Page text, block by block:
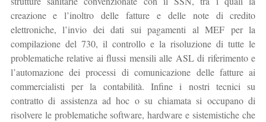
creazione e l’inoltro delle fatture e delle note di credito
elettroniche, l’invio dei dati sui pagamenti al MEF per la
compilazione del 730, il controllo e la risoluzione di tutte le
problematiche relative ai flussi mensili alle ASL di riferimento e
l’automazione dei processi di comunicazione delle fatture ai
commercialisti per la contabilità. Infine i nostri tecnici su
contratto di assistenza ad hoc o su chiamata si occupano di
risolvere le problematiche software, hardware e sistemistiche che